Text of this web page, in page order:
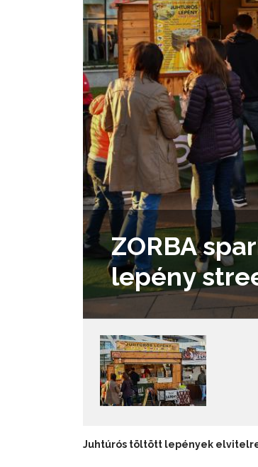
ZORBA
lepény
Juhtúrós töltött lepények